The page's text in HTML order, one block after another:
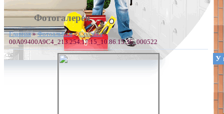
Фотогалерея
Главная»Фотоальбом»Спальня»
00A09400A9C4_213.254.17.15_10.86.15.36_000522
У